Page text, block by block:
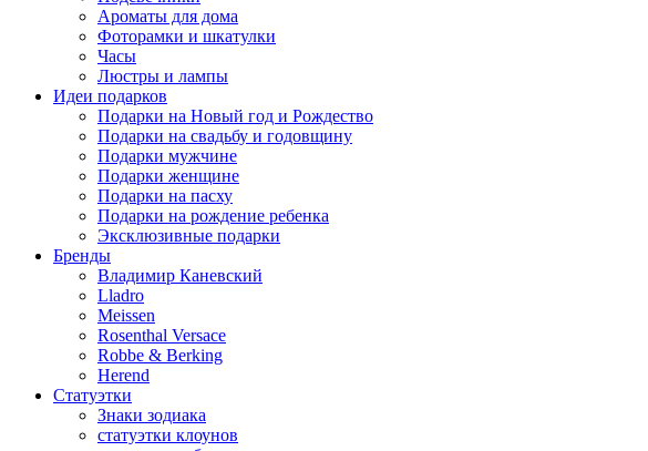
Ароматы для дома
Фоторамки и шкатулки
Часы
Люстры и лампы
Идеи подарков
Подарки на Новый год и Рождество
Подарки на свадьбу и годовщину
Подарки мужчине
Подарки женщине
Подарки на пасху
Подарки на рождение ребенка
Эксклюзивные подарки
Бренды
Владимир Каневский
Lladro
Meissen
Rosenthal Versace
Robbe & Berking
Herend
Статуэтки
Знаки зодиака
статуэтки клоунов